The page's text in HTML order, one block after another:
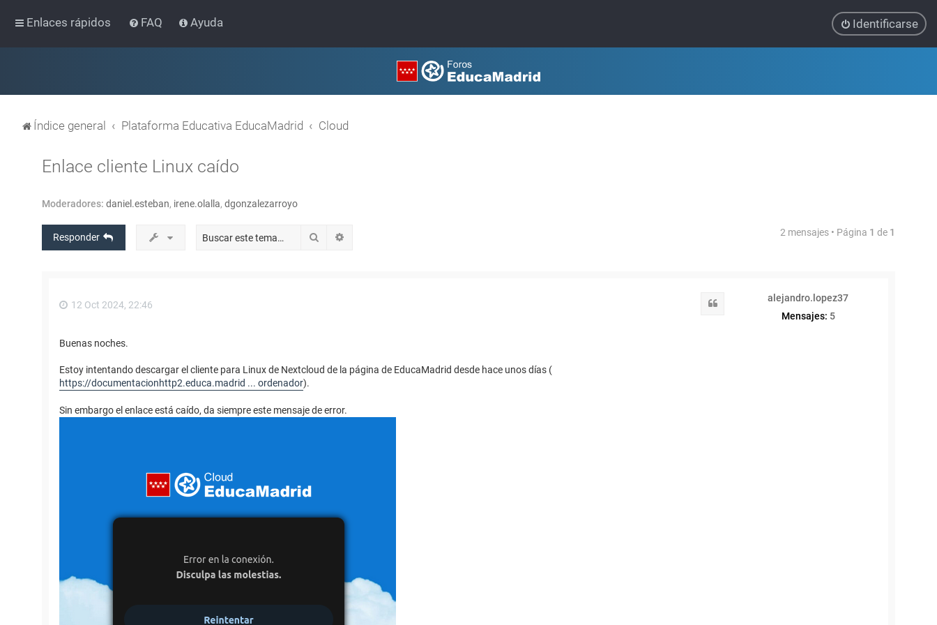
Enlaces rápidos FAQ Ayuda Identificarse
Índice general Plataforma Educativa EducaMadrid Cloud
Enlace cliente Linux caído
Moderadores: daniel.esteban, irene.olalla, dgonzalezarroyo
Responder Buscar 2 mensajes • Página 1 de 1
alejandro.lopez37
Mensajes: 5
12 Oct 2024, 22:46
Buenas noches.
Estoy intentando descargar el cliente para Linux de Nextcloud de la página de EducaMadrid desde hace unos días (
https://documentacionhttp2.educa.madrid ... ordenador).
Sin embargo el enlace está caído, da siempre este mensaje de error.